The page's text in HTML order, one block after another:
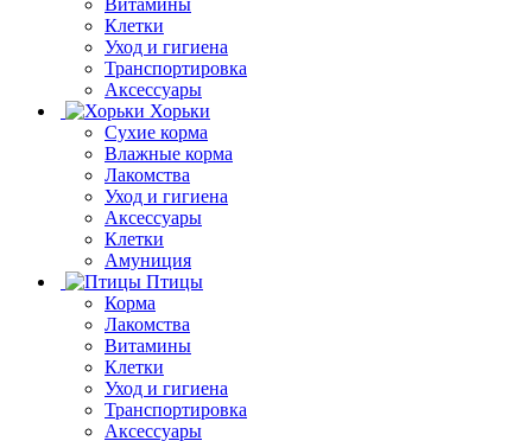
Клетки
Уход и гигиена
Транспортировка
Аксессуары
Хорьки
Сухие корма
Влажные корма
Лакомства
Уход и гигиена
Аксессуары
Клетки
Амуниция
Птицы
Корма
Лакомства
Витамины
Клетки
Уход и гигиена
Транспортировка
Аксессуары